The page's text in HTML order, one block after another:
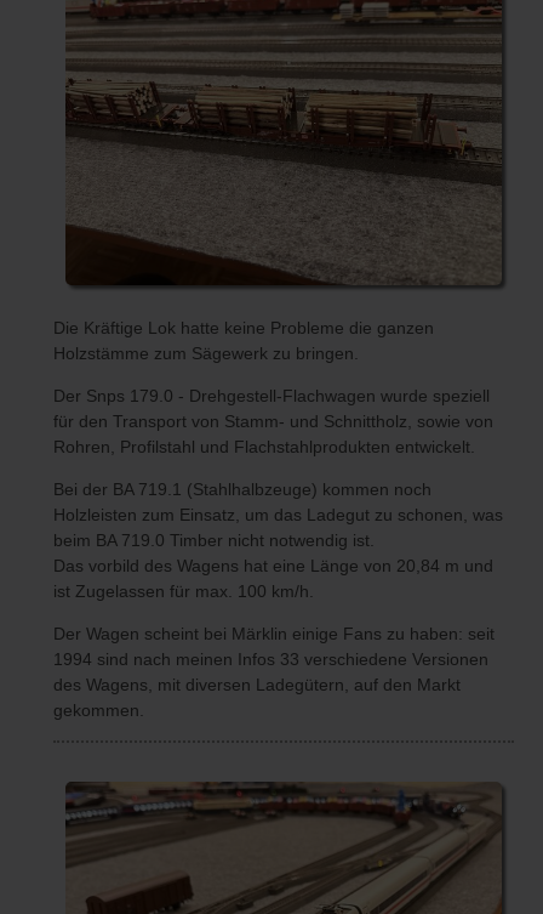
Die Kräftige Lok hatte keine Probleme die ganzen
Holzstämme zum Sägewerk zu bringen.
Der Snps 179.0 - Drehgestell-Flachwagen wurde speziell
für den Transport von Stamm- und Schnittholz, sowie von
Rohren, Profilstahl und Flachstahlprodukten entwickelt.
Bei der BA 719.1 (Stahlhalbzeuge) kommen noch
Holzleisten zum Einsatz, um das Ladegut zu schonen, was
beim BA 719.0 Timber nicht notwendig ist.
Das vorbild des Wagens hat eine Länge von 20,84 m und
ist Zugelassen für max. 100 km/h.
Der Wagen scheint bei Märklin einige Fans zu haben: seit
1994 sind nach meinen Infos 33 verschiedene Versionen
des Wagens, mit diversen Ladegütern, auf den Markt
gekommen.